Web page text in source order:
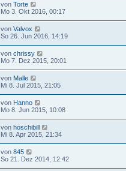
von Torte
Mo 3. Okt 2016, 00:17
von Valvox
So 26. Jun 2016, 14:19
von chrissy
Mo 7. Dez 2015, 20:01
von Malle
Mi 8. Jul 2015, 21:05
von Hanno
Mo 8. Jun 2015, 10:08
von hoschibill
Mi 8. Apr 2015, 21:34
von 845
So 21. Dez 2014, 12:42